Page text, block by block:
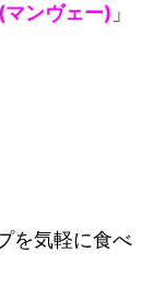
ンヴェー) 」
を気軽に食べ